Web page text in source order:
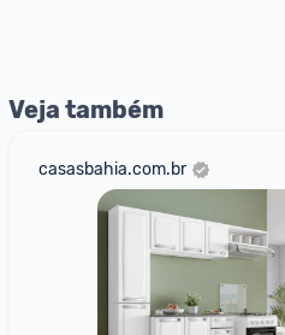
Veja também
casasbahia.com.br